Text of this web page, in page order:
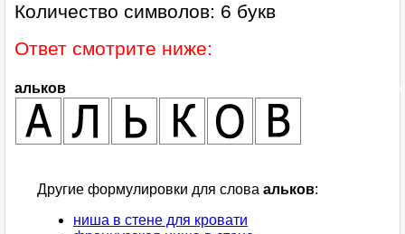
Количество символов: 6 букв
Ответ смотрите ниже:
альков
Другие формулировки для слова альков:
ниша в стене для кровати